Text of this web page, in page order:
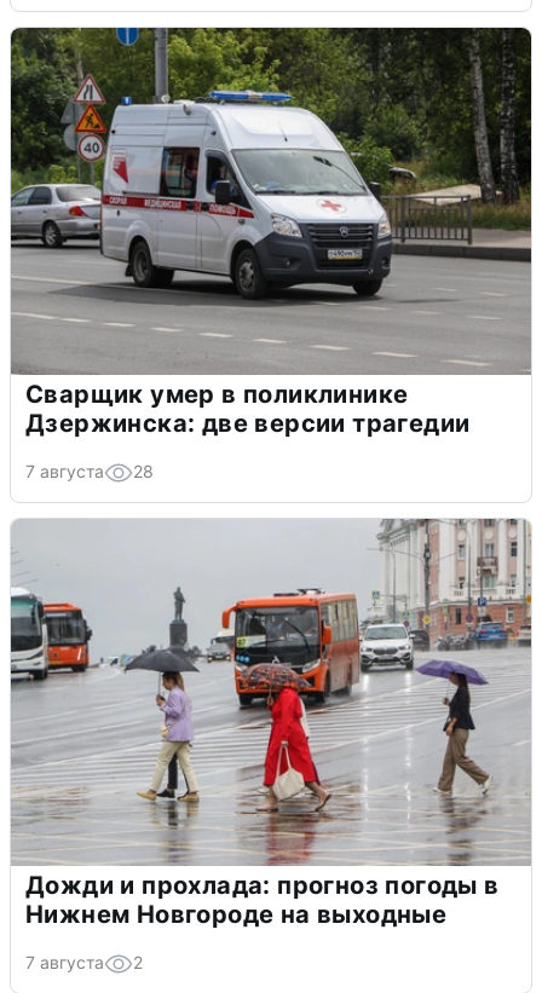
Сварщик умер в поликлинике
Дзержинска: две версии трагедии
7 августа 28
Дожди и прохлада: прогноз погоды в
Нижнем Новгороде на выходные
7 августа 2